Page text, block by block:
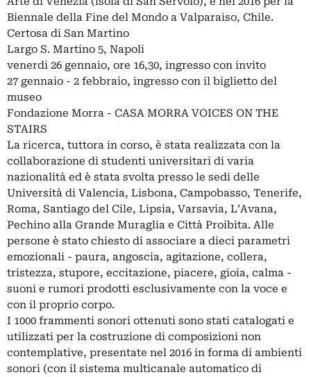
Biennale della Fine del Mondo a Valparaiso, Chile.
Certosa di San Martino
Largo S. Martino 5, Napoli
venerdi 26 gennaio, ore 16,30, ingresso con invito
27 gennaio - 2 febbraio, ingresso con il biglietto del
museo
Fondazione Morra - CASA MORRA VOICES ON THE
STAIRS
La ricerca, tuttora in corso, è stata realizzata con la
collaborazione di studenti universitari di varia
nazionalità ed è stata svolta presso le sedi delle
Università di Valencia, Lisbona, Campobasso, Tenerife,
Roma, Santiago del Cile, Lipsia, Varsavia, L’Avana,
Pechino alla Grande Muraglia e Città Proibita. Alle
persone è stato chiesto di associare a dieci parametri
emozionali - paura, angoscia, agitazione, collera,
tristezza, stupore, eccitazione, piacere, gioia, calma -
suoni e rumori prodotti esclusivamente con la voce e
con il proprio corpo.
I 1000 frammenti sonori ottenuti sono stati catalogati e
utilizzati per la costruzione di composizioni non
contemplative, presentate nel 2016 in forma di ambienti
sonori (con il sistema multicanale automatico di